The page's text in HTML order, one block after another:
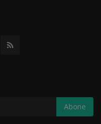
Abone